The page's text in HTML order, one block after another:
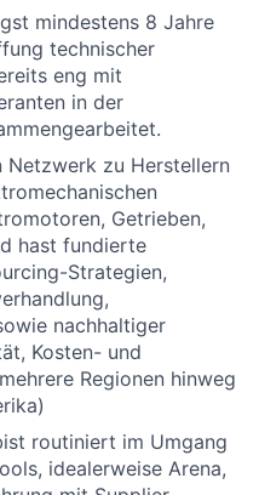
mindestens 8 Jahre
technischer
eng mit
in der
Netzwerk zu Herstellern
Getrieben,
hast fundierte
Strategien,
nachhaltiger
Kosten- und
Regionen hinweg
routiniert im Umgang
idealerweise Arena,